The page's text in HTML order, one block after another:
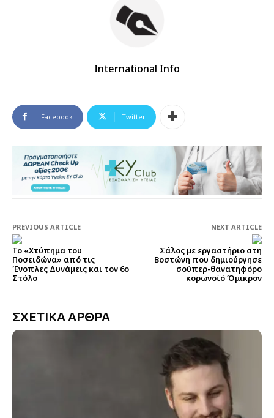
International Info
Facebook Twitter
PREVIOUS ARTICLE
Το «Χτύπημα του
Ποσειδώνα» από τις
Ένοπλες Δυνάμεις και τον 6ο
Στόλο
NEXT ARTICLE
Σάλος με εργαστήριο στη
Βοστώνη που δημιούργησε
σούπερ-θανατηφόρο
κορωνοϊό Όμικρον
ΣΧΕΤΙΚΑ ΑΡΘΡΑ